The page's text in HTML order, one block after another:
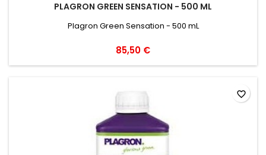
PLAGRON GREEN SENSATION - 500 ML
Plagron Green Sensation - 500 mL
85,50 €
favorite_border